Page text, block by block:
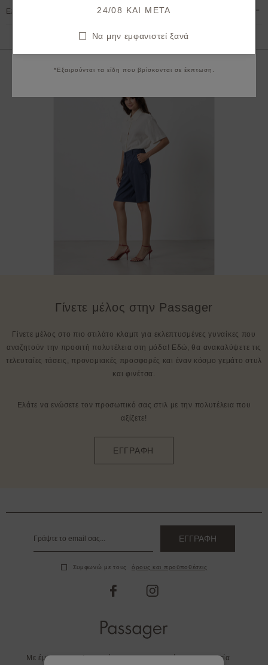
Επιστροφές & Ακυρώσεις
Γίνετε μέλος στην Passager
Γίνετε μέλος στο πιο στιλάτο κλαμπ για εκλεπτυσμένες γυναίκες που
αναζητούν την προσιτή πολυτέλεια στη μόδα! Εδώ, θα ανακαλύψετε τις
τελευταίες τάσεις, προνομιακές προσφορές και έναν κόσμο γεμάτο στυλ
και φινέτσα.
Ελάτε να ενώσετε τον προσωπικό σας στιλ με την πολυτέλεια που
αξίζετε!
ΕΓΓΡΑΦΗ
Συμφωνώ με τους όρους και προϋποθέσεις
*Εξαιρούνται τα είδη που βρίσκονται σε έκπτωση.
ΕΓΓΡΑΦΗ
Συμφωνώ με τους όρους και προϋποθέσεις
facebookinstagram
Με έμφαση στη λεπτομέρεια και στην ποιότητα η εταιρεία
24/08 KAI META
Να μην εμφανιστεί ξανά